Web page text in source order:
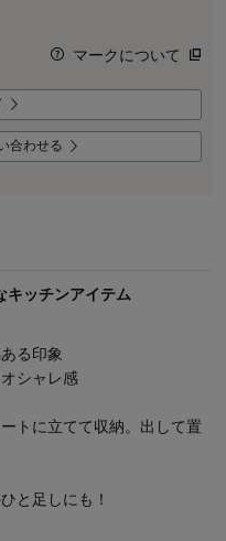
マークについて
合わせる
キッチンアイテム
る印象
シャレ感
トに立てて収納。出して置
と足しにも！